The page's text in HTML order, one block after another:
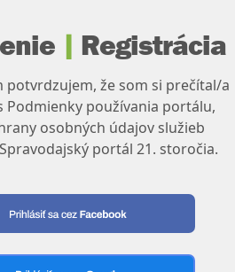
| Registrácia
potvrdzujem, že som si prečítal/a
Podmienky používania portálu,
osobných údajov služieb
portál 21. storočia.